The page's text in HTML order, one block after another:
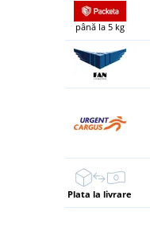
până la 5 kg
Plata la livrare